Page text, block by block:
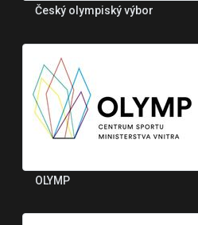
Český olympiský výbor
OLYMP